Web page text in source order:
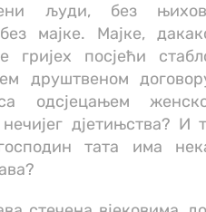
људи, без
мајке. Мајке,
гријех посјећи
друштвеном
дјетињства? И
тата има